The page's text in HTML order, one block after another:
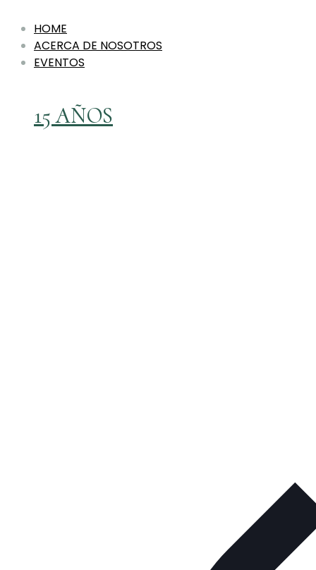
HOME
ACERCA DE NOSOTROS
EVENTOS
15 AÑOS